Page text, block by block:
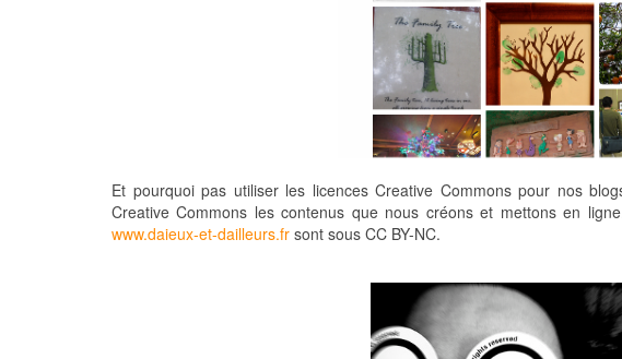
Et pourquoi pas utiliser les licences Creative Commons pour nos
Creative Commons les contenus que nous créons et mettons en
www.daieux-et-dailleurs.fr sont sous CC BY-NC.